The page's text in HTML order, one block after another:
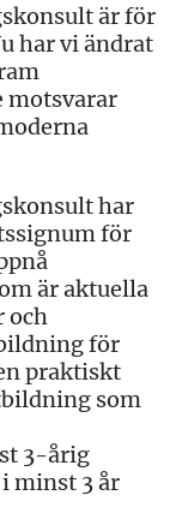
är för
har vi ändrat
motsvarar
har
för
är aktuella
och
för
praktiskt
som
3-årig
minst 3 år